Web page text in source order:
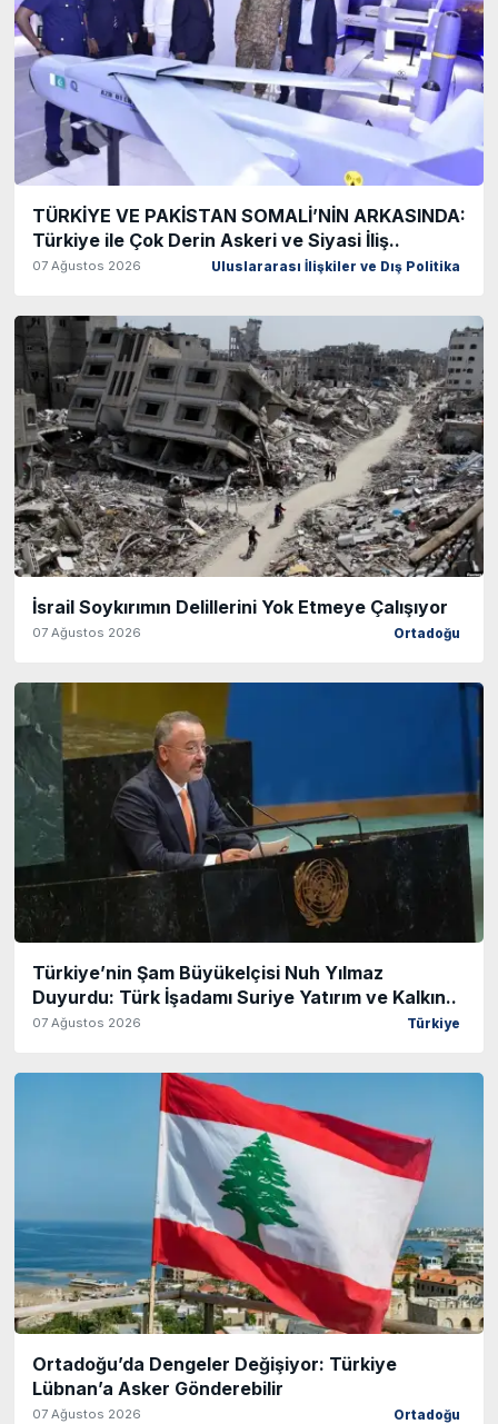
TÜRKİYE VE PAKİSTAN SOMALİ’NİN ARKASINDA:
Türkiye ile Çok Derin Askeri ve Siyasi İliş..
07 Ağustos 2026 Uluslararası İlişkiler ve Dış Politika
İsrail Soykırımın Delillerini Yok Etmeye Çalışıyor
07 Ağustos 2026 Ortadoğu
Türkiye’nin Şam Büyükelçisi Nuh Yılmaz
Duyurdu: Türk İşadamı Suriye Yatırım ve Kalkın..
07 Ağustos 2026 Türkiye
Ortadoğu’da Dengeler Değişiyor: Türkiye
Lübnan’a Asker Gönderebilir
07 Ağustos 2026 Ortadoğu